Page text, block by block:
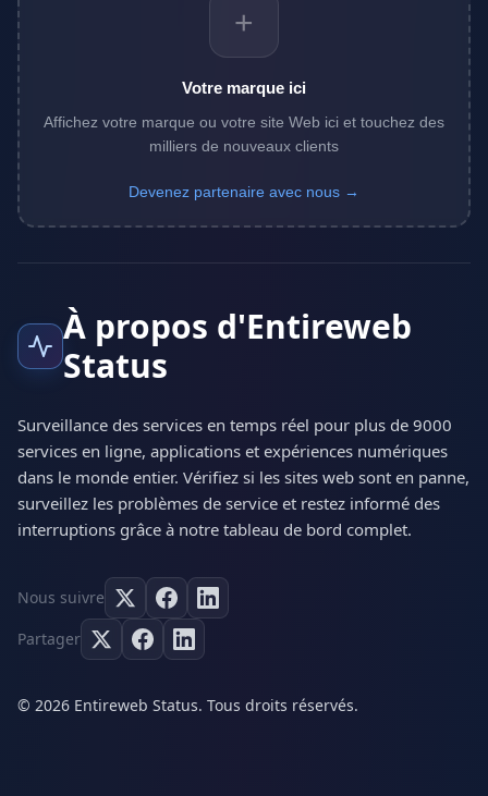
+
Votre marque ici
Affichez votre marque ou votre site Web ici et touchez des
milliers de nouveaux clients
Devenez partenaire avec nous →
À propos d'Entireweb
Status
Surveillance des services en temps réel pour plus de 9000
services en ligne, applications et expériences numériques
dans le monde entier. Vérifiez si les sites web sont en panne,
surveillez les problèmes de service et restez informé des
interruptions grâce à notre tableau de bord complet.
Nous suivre
Partager
© 2026 Entireweb Status. Tous droits réservés.